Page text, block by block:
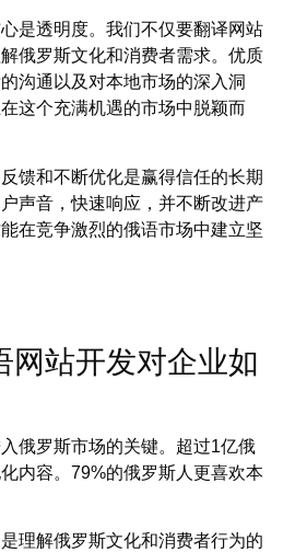
是透明度。我们不仅要翻译网站
俄罗斯文化和消费者需求。优质
沟通以及对本地市场的深入洞
这个充满机遇的市场中脱颖而
馈和不断优化是赢得信任的长期
声音，快速响应，并不断改进产
在竞争激烈的俄语市场中建立坚
网站开发对企业如
俄罗斯市场的关键。超过1亿俄
内容。79%的俄罗斯人更喜欢本
理解俄罗斯文化和消费者行为的